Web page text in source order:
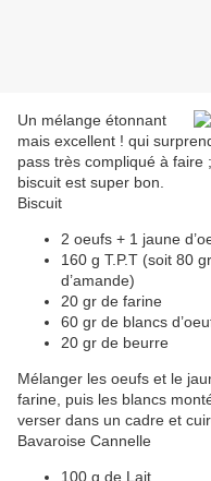
Un mélange étonnant
mais excellent ! qui
pass très compliqué à faire
biscuit est super bon.
Biscuit
2 oeufs + 1 jaune
160 g T.P.T (soit 80
d’amande)
20 gr de farine
60 gr de blancs
20 gr de beurre
Mélanger les oeufs et le
farine, puis les blancs
verser dans un cadre et
Bavaroise Cannelle
100 g de Lait